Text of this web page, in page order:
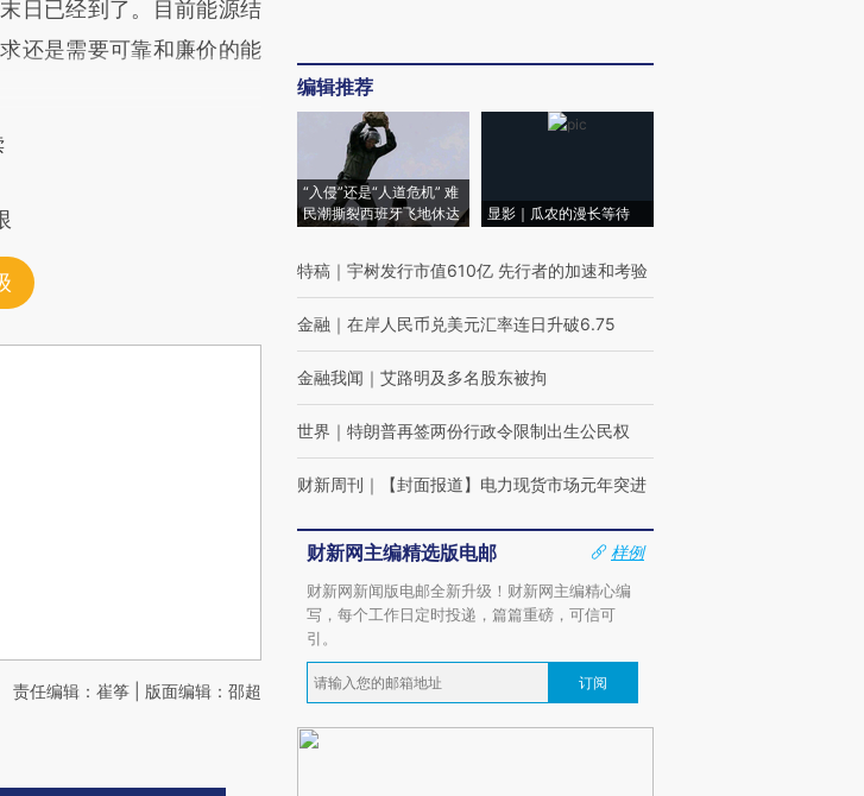
日已经到了。目前能源结
还是需要可靠和廉价的能
责任编辑：崔筝 | 版面编辑：邵超
编辑推荐
“入侵”还是“人道危机” 难
民潮撕裂西班牙飞地休达
显影｜瓜农的漫长等待
特稿 ｜ 宇树发行市值610亿 先行者的加速和考验
金融 ｜ 在岸人民币兑美元汇率连日升破6.75
金融我闻 ｜ 艾路明及多名股东被拘
世界 ｜ 特朗普再签两份行政令限制出生公民权
财新周刊 ｜ 【封面报道】电力现货市场元年突进
财新网主编精选版电邮
样例
财新网新闻版电邮全新升级！财新网主编精心编
写，每个工作日定时投递，篇篇重磅，可信可
引。
订阅